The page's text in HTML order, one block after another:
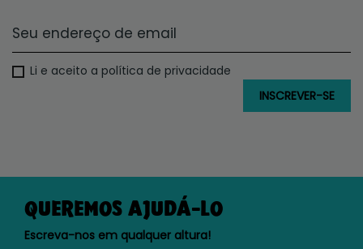
Li e aceito a política de privacidade
QUEREMOS AJUDÁ-LO
Escreva-nos em qualquer altura!